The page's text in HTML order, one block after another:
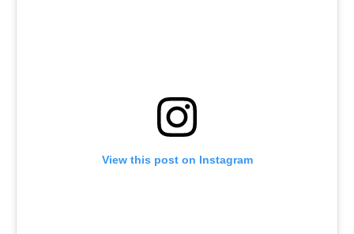
View this post on Instagram